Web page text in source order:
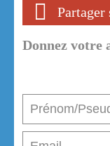
Partager
Donnez votre